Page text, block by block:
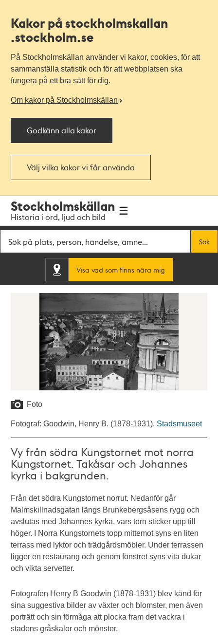
Kakor på stockholmskallan
.stockholm.se
På Stockholmskällan använder vi kakor, cookies, för att
sammanställa statistik och för att webbplatsen ska
fungera på ett bra sätt för dig.
Om kakor på Stockholmskällan
Godkänn alla kakor
Välj vilka kakor vi får använda
navigationen
huvudinnehållet
Stockholmskällan
Historia i ord, ljud och bild
Sök
Visa vad som finns nära mig
Foto
Fotograf: Goodwin, Henry B. (1878-1931). Stadsmuseet
Vy från södra Kungstornet mot norra
Kungstornet. Takåsar och Johannes
kyrka i bakgrunden.
Från det södra Kungstornet norrut. Nedanför går
Malmskillnadsgatan längs Brunkebergsåsens rygg och
avslutas med Johannes kyrka, vars torn sticker upp till
höger. I Norra Kungstornets topp mittemot syns en liten
terrass med lyktor och trädgårdsmöbler. Under terrassen
ligger en restaurang och genom fönstret syns vita dukar
och vikta servetter.
Fotografen Henry B Goodwin (1878-1931) blev känd för
sina suggestiva bilder av växter och blomster, men även
porträtt och sin förmåga att plocka fram det vackra i
stadens gråskalor och mönster.